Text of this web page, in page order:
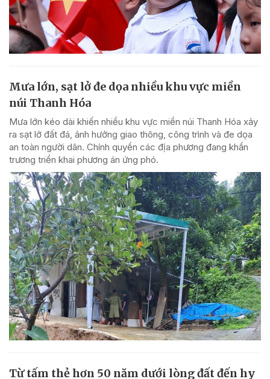
Mưa lớn, sạt lở đe dọa nhiều khu vực miền
núi Thanh Hóa
Mưa lớn kéo dài khiến nhiều khu vực miền núi Thanh Hóa xảy
ra sạt lở đất đá, ảnh hưởng giao thông, công trình và đe dọa
an toàn người dân. Chính quyền các địa phương đang khẩn
trương triển khai phương án ứng phó.
Từ tấm thẻ hơn 50 năm dưới lòng đất đến hy